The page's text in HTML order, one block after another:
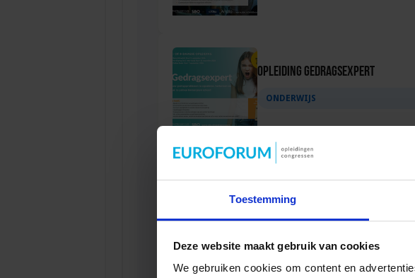
Toestemming
Deze website maakt gebruik van cookies
We gebruiken cookies om content en
Opleiding Gedragsexpert
ONDERWIJS
Verkorte opleiding